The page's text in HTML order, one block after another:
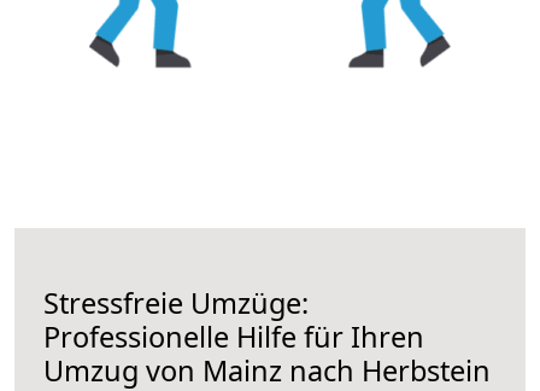
Stressfreie Umzüge:
Professionelle Hilfe für Ihren
Umzug von Mainz nach Herbstein